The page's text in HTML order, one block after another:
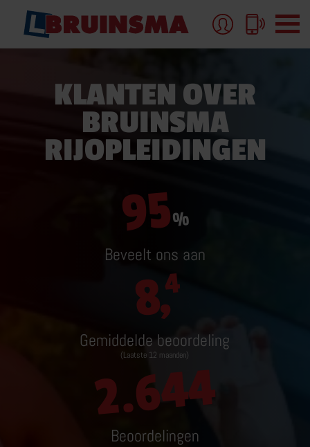
KLANTEN OVER
BRUINSMA
RIJOPLEIDINGEN
95%
Beveelt ons aan
8,4
Gemiddelde beoordeling
(Laatste 12 maanden)
2.644
Beoordelingen
AUTORIJBEWIJS
AUTORIJBEWIJS-B
AUTORIJBEWIJS PAKKETTEN EN TARIEVEN
MEER OVER AUTORIJBEWIJS
AANHANGER RIJBEWIJS
BOVAG CARAVANTRAINING
MEER OVER AANHANGER RIJBEWIJS